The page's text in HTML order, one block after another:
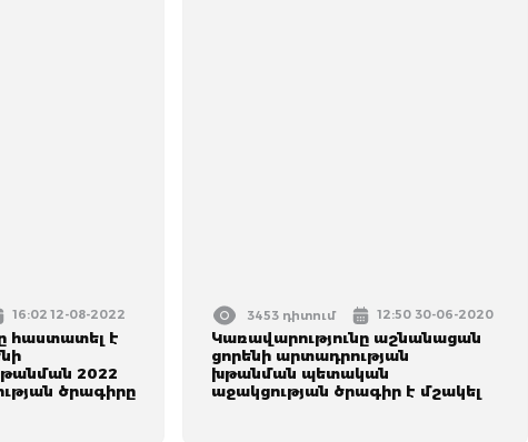
16:02 12-08-2022
հաստատել է
2022
ծրագիրը
3453 դիտում 12:50 30-06-2020
Կառավարությունը աշնանացան
ցորենի արտադրության
խթանման պետական
աջակցության ծրագիր է մշակել